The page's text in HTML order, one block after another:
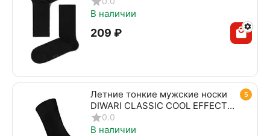
В наличии
‍209‍ ₽
5
Летние тонкие мужские носки
DIWARI CLASSIC COOL EFFECT
010 черный
0.0
В наличии